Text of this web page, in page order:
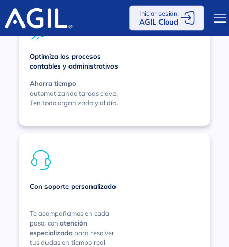
Iniciar sesión:
AGIL Cloud
Optimiza los procesos
contables y administrativos
Ahorra tiempo
automatizando tareas clave.
Ten todo organizado y al día.
Con soporte personalizado
Te acompañamos en cada
paso, con atención
especializada para resolver
tus dudas en tiempo real.